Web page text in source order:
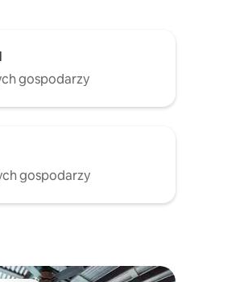
gospodarzy
gospodarzy